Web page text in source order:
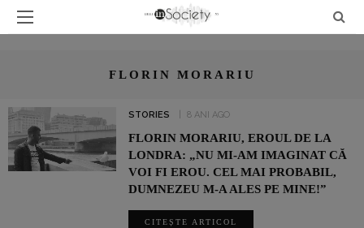
FLORIN MORARIU
STORIES 8 ANI AGO
FLORIN MORARIU, EROUL DE LA
LONDRA: „NU MI-AM IMAGINAT CĂ
VOI FI EROU. CEL MAI PROBABIL,
DUMNEZEU M-A ALES PE MINE!”
CITEȘTE ARTICOL